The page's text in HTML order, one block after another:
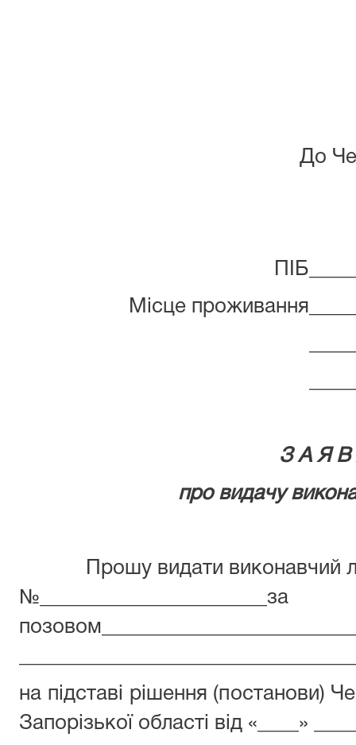
До
Місце
З А Я В
про видачу
Прошу видати виконавчий
№______________________за
на підставі рішення (постанови)
Запорізької області від «____»